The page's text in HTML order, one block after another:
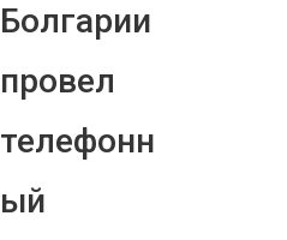
Болгарии
провел
телефонн
ый